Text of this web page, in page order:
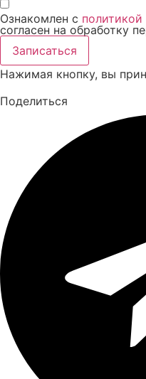
Ознакомлен с
согласен на обработку
Записаться
Нажимая кнопку, вы
Поделиться